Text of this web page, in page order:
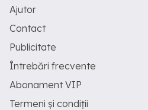
Ajutor
Contact
Publicitate
Întrebări frecvente
Abonament VIP
Termeni și condiții